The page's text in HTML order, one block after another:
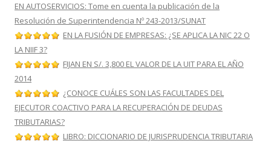
EN AUTOSERVICIOS: Tome en cuenta la publicación de la
Resolución de Superintendencia Nº 243-2013/SUNAT
EN LA FUSIÓN DE EMPRESAS: ¿SE APLICA LA NIC 22 O
LA NIIF 3?
FIJAN EN S/. 3,800 EL VALOR DE LA UIT PARA EL AÑO
2014
¿CONOCE CUÁLES SON LAS FACULTADES DEL
EJECUTOR COACTIVO PARA LA RECUPERACIÓN DE DEUDAS
TRIBUTARIAS?
LIBRO: DICCIONARIO DE JURISPRUDENCIA TRIBUTARIA